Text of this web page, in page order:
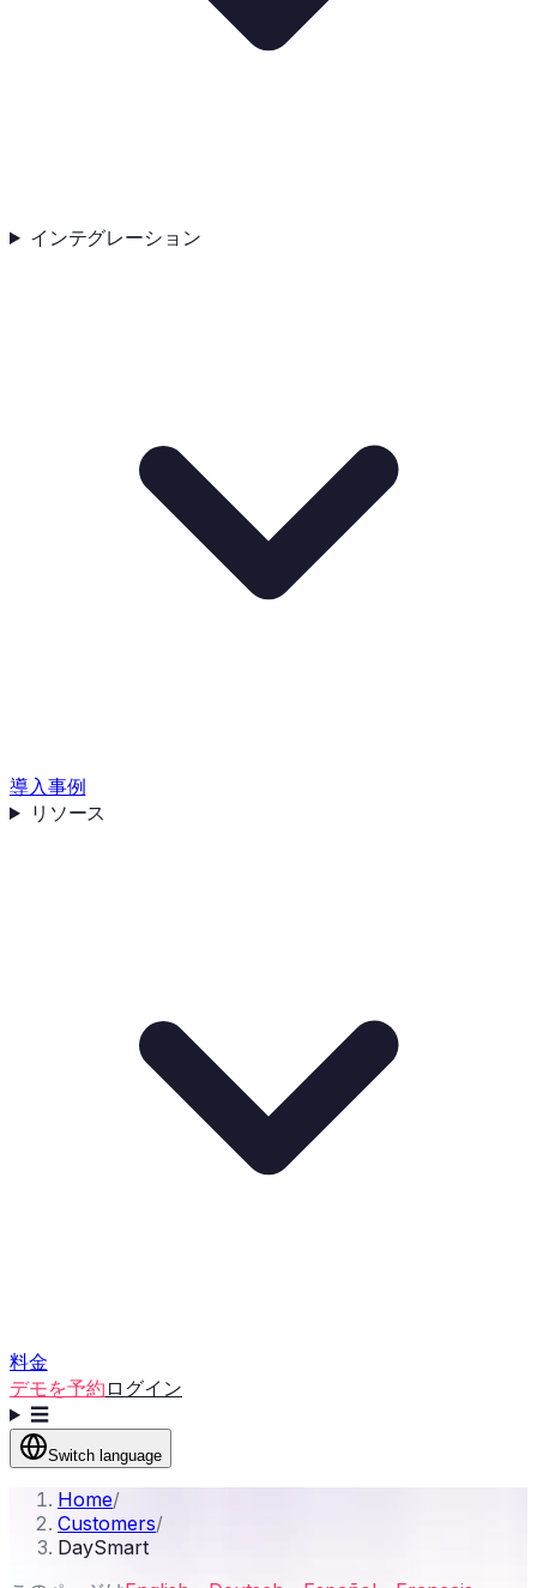
インテグレーション
導入事例
リソース
料金
デモを予約 ログイン
☰
Switch language
Home/
Customers/
DaySmart